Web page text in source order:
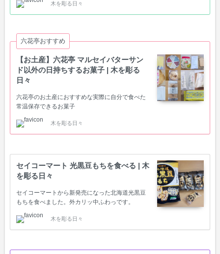
木を彫る日々
六花亭おすすめ
【お土産】六花亭 マルセイバターサン
ド以外の日持ちするお菓子 | 木を彫る
日々
六花亭のお土産におすすめな実際に自分で食べた
常温保存できるお菓子
木を彫る日々
セイコーマート 光黒豆もちを食べる | 木
を彫る日々
セイコーマートから新発売になった北海道光黒豆
もちを食べました。外カリッ中ふわっです。
木を彫る日々